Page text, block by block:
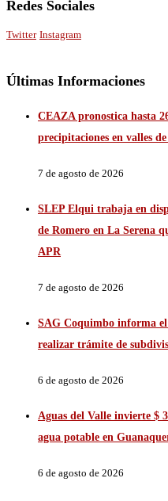
Redes Sociales
Twitter Instagram
Últimas Informaciones
CEAZA pronostica hasta
precipitaciones en valles
7 de agosto de 2026
SLEP Elqui trabaja en
de Romero en La Serena
APR
7 de agosto de 2026
SAG Coquimbo informa
realizar trámite de
6 de agosto de 2026
Aguas del Valle invierte $
agua potable en
6 de agosto de 2026